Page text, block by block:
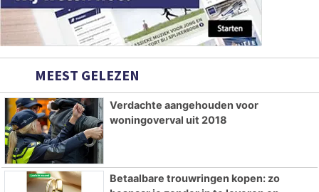
MEEST GELEZEN
Verdachte aangehouden voor
woningoverval uit 2018
Betaalbare trouwringen kopen: zo